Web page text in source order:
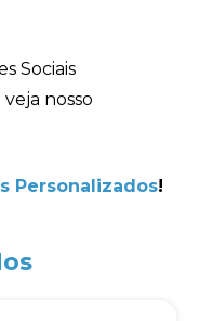
Sociais
veja nosso
Personalizados!